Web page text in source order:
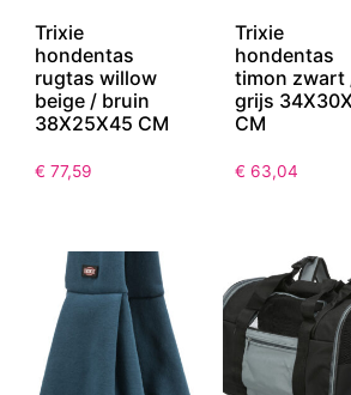
Trixie
hondentas
rugtas willow
beige / bruin
38X25X45 CM
€ 77,59
Trixie
hondentas
timon zwart
grijs
CM
€ 63,04